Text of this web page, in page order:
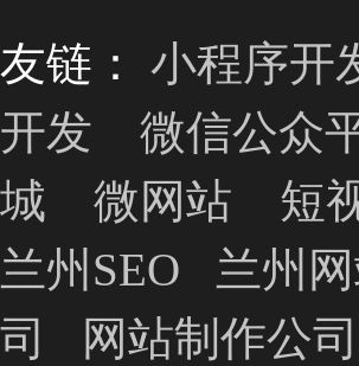
友链： 小程序开
开发
微信公众
城
微网站
短
兰州SEO
兰州
司
网站制作公司